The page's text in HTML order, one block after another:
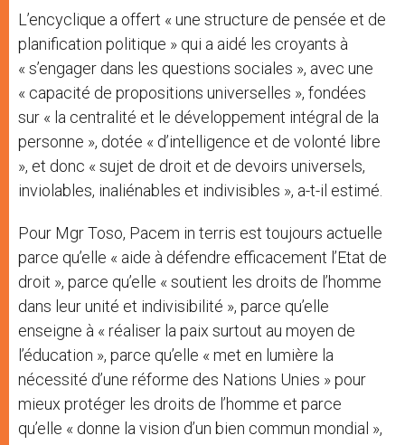
L’encyclique a offert « une structure de pensée et de
planification politique » qui a aidé les croyants à
« s’engager dans les questions sociales », avec une
« capacité de propositions universelles », fondées
sur « la centralité et le développement intégral de la
personne », dotée « d’intelligence et de volonté libre
», et donc « sujet de droit et de devoirs universels,
inviolables, inaliénables et indivisibles », a-t-il estimé.
Pour Mgr Toso, Pacem in terris est toujours actuelle
parce qu’elle « aide à défendre efficacement l’Etat de
droit », parce qu’elle « soutient les droits de l’homme
dans leur unité et indivisibilité », parce qu’elle
enseigne à « réaliser la paix surtout au moyen de
l’éducation », parce qu’elle « met en lumière la
nécessité d’une réforme des Nations Unies » pour
mieux protéger les droits de l’homme et parce
qu’elle « donne la vision d’un bien commun mondial »,